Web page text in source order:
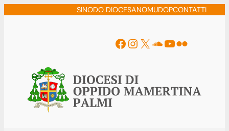
SINODO DIOCESANOMUDOPCONTATTI
Facebook
Instagram
X Soundcloud
YouTube
Flickr